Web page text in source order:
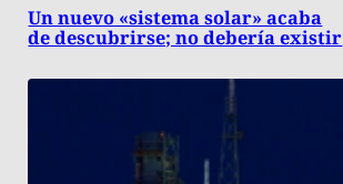
Un nuevo «sistema solar» acaba
de descubrirse; no debería existir